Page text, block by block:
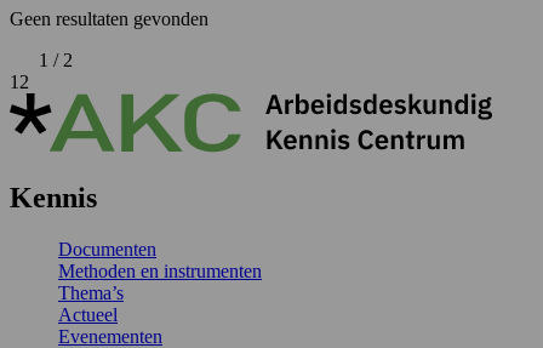
Geen resultaten gevonden
1 / 2
1 2
Kennis
Documenten
Methoden en instrumenten
Thema’s
Actueel
Evenementen